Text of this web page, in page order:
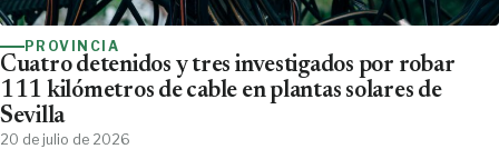
PROVINCIA
Cuatro detenidos y tres investigados por robar
111 kilómetros de cable en plantas solares de
Sevilla
20 de julio de 2026